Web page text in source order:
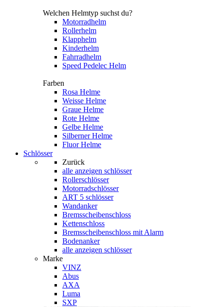
Welchen Helmtyp suchst du?
Motorradhelm
Rollerhelm
Klapphelm
Kinderhelm
Fahrradhelm
Speed Pedelec Helm
Farben
Rosa Helme
Weisse Helme
Graue Helme
Rote Helme
Gelbe Helme
Silberner Helme
Fluor Helme
Schlösser
Zurück
alle anzeigen schlösser
Rollerschlösser
Motorradschlösser
ART 5 schlösser
Wandanker
Bremsscheibenschloss
Kettenschloss
Bremsscheibenschloss mit Alarm
Bodenanker
alle anzeigen schlösser
Marke
VINZ
Abus
AXA
Luma
SXP